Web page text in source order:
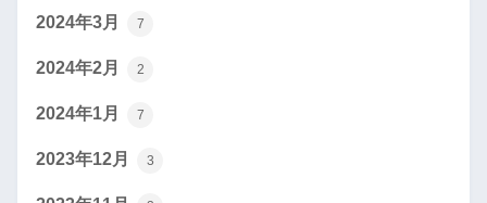
2024年3月 7
2024年2月 2
2024年1月 7
2023年12月 3